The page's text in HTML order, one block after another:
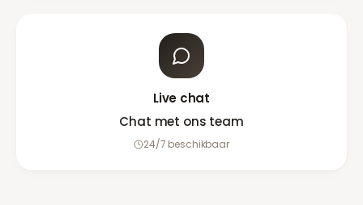
Live chat
Chat met ons team
24/7 beschikbaar